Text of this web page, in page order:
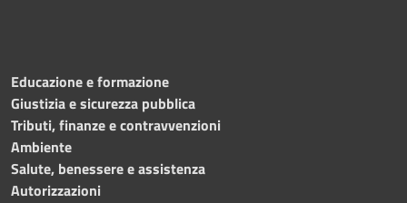
Educazione e formazione
Giustizia e sicurezza pubblica
Tributi, finanze e contravvenzioni
Ambiente
Salute, benessere e assistenza
Autorizzazioni